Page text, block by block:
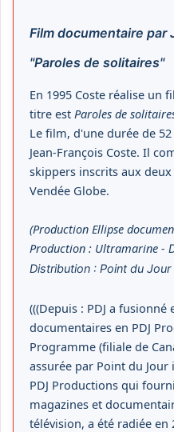
Film documentaire par
"Paroles de solitaires"
En 1995 Coste réalise un
titre est Paroles de
Le film, d'une durée de
Jean-François Coste. Il
skippers inscrits aux
Vendée Globe.
(Production Ellipse
Production : Ultramarine -
Distribution : Point du Jour
(((Depuis : PDJ a fusionné
documentaires en PDJ
Programme (filiale de
assurée par Point du
PDJ Productions qui
magazines et
télévision, a été radiée en